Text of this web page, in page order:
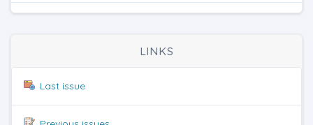
LINKS
Last issue